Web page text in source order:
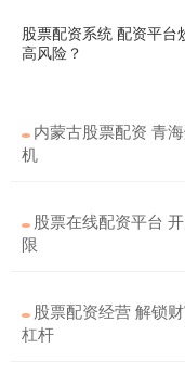
股票配资系统 配资平台
高风险？
内蒙古股票配资 青
机
股票在线配资平台
限
股票配资经营 解锁
杠杆